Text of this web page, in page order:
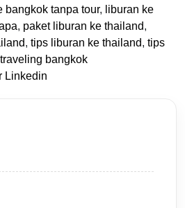
bangkok tanpa tour, liburan ke
, paket liburan ke thailand,
, tips liburan ke thailand, tips
traveling bangkok
Linkedin